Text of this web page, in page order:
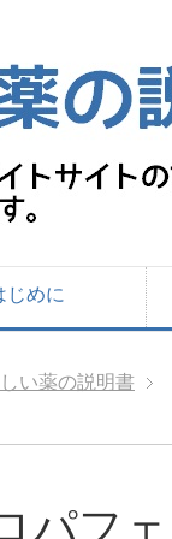
じめに
い薬の説明書
パフ